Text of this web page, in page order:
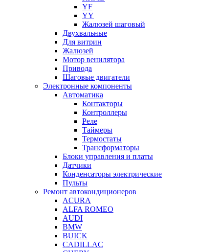
YF
YY
Жалюзей шаговый
Двухвальные
Для витрин
Жалюзей
Мотор венилятора
Привода
Шаговые двигатели
Электронные компоненты
Автоматика
Контакторы
Контроллеры
Реле
Таймеры
Термостаты
Трансформаторы
Блоки управления и платы
Датчики
Конденсаторы электрические
Пульты
Ремонт автокондиционеров
ACURA
ALFA ROMEO
AUDI
BMW
BUICK
CADILLAC